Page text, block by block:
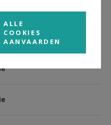
ALLE
COOKIES
AANVAARDEN